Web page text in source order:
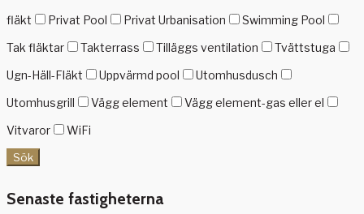
fläkt
Privat Pool Privat Urbanisation
Swimming Pool
Tak fläktar
Takterrass Tilläggs ventilation
Tvättstuga
Ugn-Häll-Fläkt
Uppvärmd pool
Utomhusdusch
Utomhusgrill
Vägg element
Vägg element-gas eller el
Vitvaror
WiFi
Sök
Senaste fastigheterna